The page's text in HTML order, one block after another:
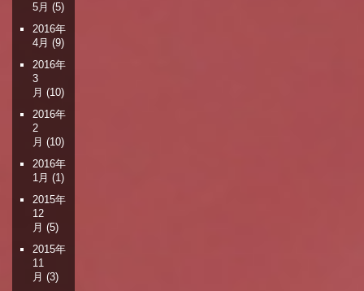
5月 (5)
2016年
4月 (9)
2016年
3
月 (10)
2016年
2
月 (10)
2016年
1月 (1)
2015年
12
月 (5)
2015年
11
月 (3)